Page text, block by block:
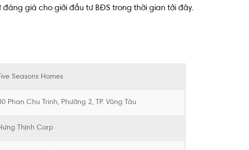
giá cho giới đầu tư BĐS trong thời gian tới đây.
Seasons Homes
Phan Chu Trinh, Phường 2, TP. Vũng Tàu
Thịnh Corp